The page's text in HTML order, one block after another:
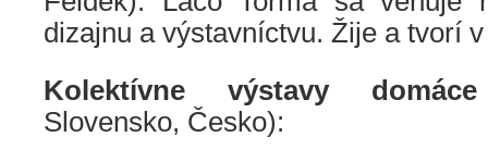
dizajnu a výstavníctvu. Žije a tvorí
Kolektívne výstavy
Slovensko, Česko):